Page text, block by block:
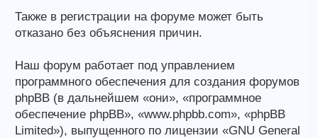
Также в регистрации на форуме может быть
отказано без объяснения причин.
Наш форум работает под управлением
программного обеспечения для создания форумов
phpBB (в дальнейшем «они», «программное
обеспечение phpBB», «www.phpbb.com», «phpBB
Limited»), выпущенного по лицензии «GNU General